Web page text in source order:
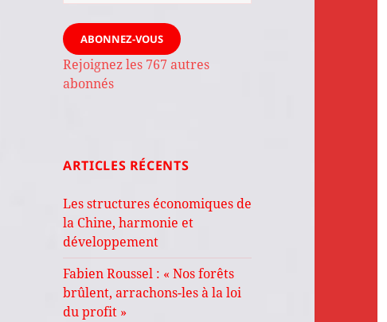
ABONNEZ-VOUS
Rejoignez les 767 autres
abonnés
ARTICLES RÉCENTS
Les structures économiques de
la Chine, harmonie et
développement
Fabien Roussel : « Nos forêts
brûlent, arrachons-les à la loi
du profit »